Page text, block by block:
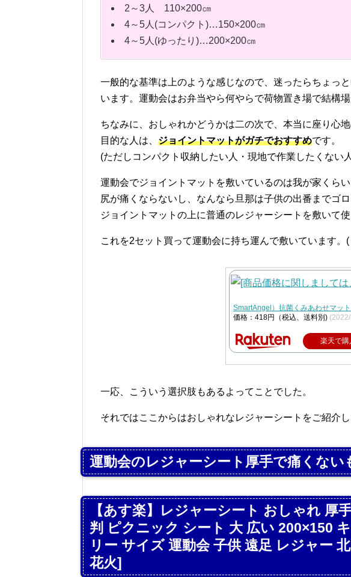
2～3人 110×200㎝
4～5人(コンパクト)…150×200㎝
4～5人(ゆったり)…200×200㎝
一般的な基準は上のような感じなので、迷ったらちょっ
います。運動会はお弁当やら何やらで荷物置き場で結構
ちなみに、おしゃれかどうかは二の次で、本当に座り心
目的な人は、 ジョイントマットがガチでおすすめです。
(ただしコンパクト収納したい人・現地で作業したくない
運動会でジョイントマットを敷いているのは我が家くら
尻が痛くならないし、なんなら旦那は子供の出番までゴ
ジョイントマットの上に普通のレジャーシートを敷いて
これを2セット買って運動会に持ち運んで敷いています。
SmartAngel）抗菌くみあわせマッ
価格：418円（税込、送料別)
楽天で購
一応、こういう選択肢もあるよってことでした。
それではここからはおしゃれなレジャーシートをご紹介し
運動会のレジャーシート厚手で痛くない
【あす楽】レジャーシート おしゃれ 厚
判 ピクニック シート 大 広い 200×150
リー サイズ 運動会 子供 遠足 レジャー
花火]